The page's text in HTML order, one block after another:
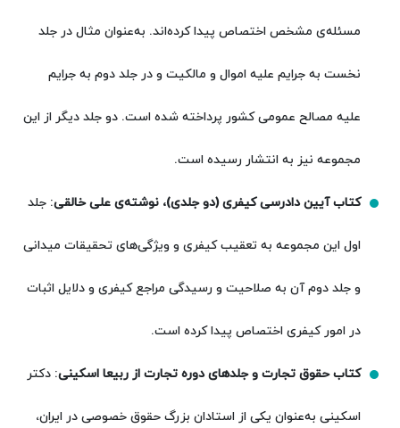
مسئله‌ی مشخص اختصاص پیدا کرده‌اند. به‌عنوان مثال در جلد
نخست به جرایم علیه اموال و مالکیت و در جلد دوم به جرایم
علیه مصالح عمومی کشور پرداخته شده است. دو جلد دیگر از این
مجموعه نیز به انتشار رسیده است.
کتاب آیین دادرسی کیفری (دو جلدی)، نوشته‌ی علی خالقی: جلد
اول این مجموعه به تعقیب کیفری و ویژگی‌های تحقیقات میدانی
و جلد دوم آن به صلاحیت و رسیدگی مراجع کیفری و دلایل اثبات
در امور کیفری اختصاص پیدا کرده است.
کتاب حقوق تجارت و جلدهای دوره تجارت از ربیعا اسکینی: دکتر
اسکینی به‌عنوان یکی از استادان بزرگ حقوق خصوصی در ایران،